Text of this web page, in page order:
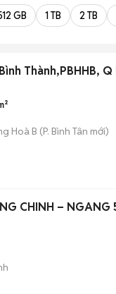
GB 1 TB 2 TB
bán nhà sát chợ Bình
Hoà B (P. Bình Tân mới)
CHINH – NGANG